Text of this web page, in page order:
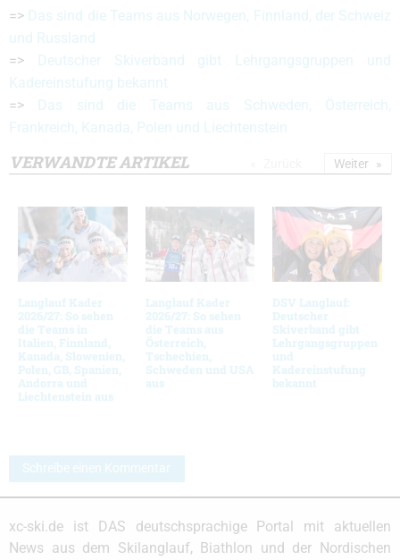
=> Das sind die Teams aus Norwegen, Finnland, der Schweiz
und Russland
=>
Deutscher Skiverband gibt Lehrgangsgruppen und
Kadereinstufung bekannt
=> Das sind die Teams aus Schweden, Österreich,
Frankreich, Kanada, Polen und Liechtenstein
VERWANDTE ARTIKEL
Langlauf Kader
2026/27: So sehen
die Teams in
Italien, Finnland,
Kanada, Slowenien,
Polen, GB, Spanien,
Andorra und
Liechtenstein aus
Langlauf Kader
2026/27: So sehen
die Teams aus
Österreich,
Tschechien,
Schweden und USA
aus
DSV Langlauf:
Deutscher
Skiverband gibt
Lehrgangsgruppen
und
Kadereinstufung
bekannt
Weiter
Schreibe einen Kommentar
xc-ski.de ist DAS deutschsprachige Portal mit aktuellen
News aus dem Skilanglauf, Biathlon und der Nordischen